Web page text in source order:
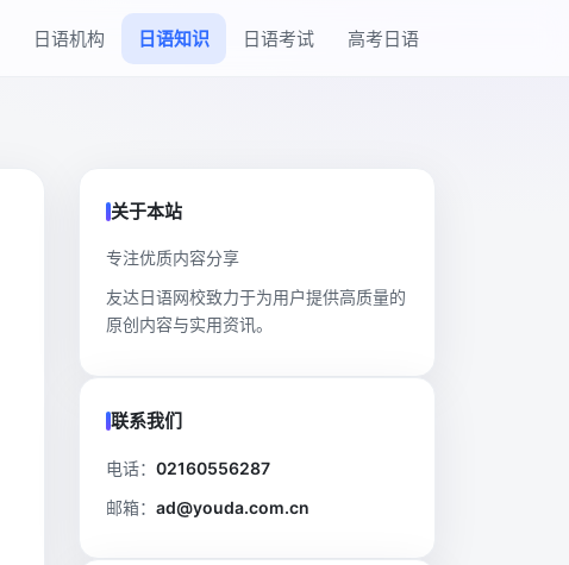
日语机构 日语知识 日语考试 高考日语
关于本站
专注优质内容分享
友达日语网校致力于为用户提供高质量的
原创内容与实用资讯。
联系我们
电话： 02160556287
邮箱： ad@youda.com.cn